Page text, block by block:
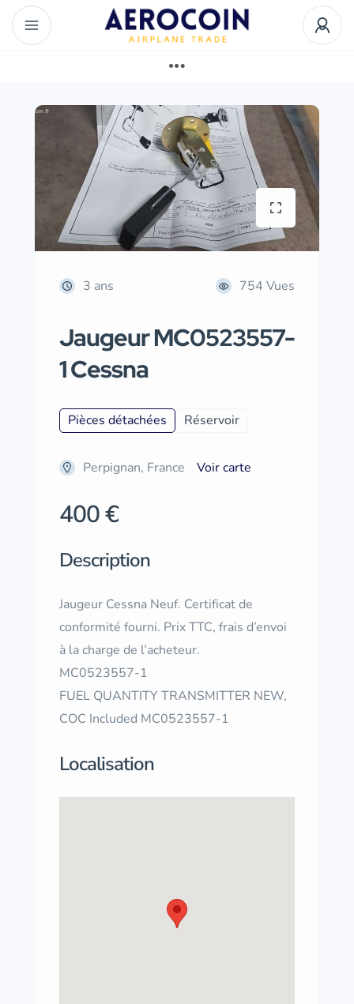
3 ans 754 Vues
Jaugeur MC0523557-
1 Cessna
Pièces détachées Réservoir
Perpignan, France Voir carte
400 €
Description
Jaugeur Cessna Neuf. Certificat de
conformité fourni. Prix TTC, frais d’envoi
à la charge de l’acheteur.
MC0523557-1
FUEL QUANTITY TRANSMITTER NEW,
COC Included MC0523557-1
Localisation